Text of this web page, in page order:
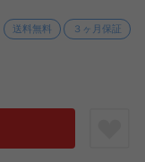
送料無料 ３ヶ月保証